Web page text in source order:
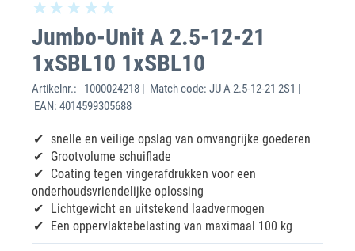
Jumbo-Unit A 2.5-12-21
1xSBL10 1xSBL10
Artikelnr.:
1000024218 | Match code: JU A 2.5-12-21 2S1 |
EAN: 4014599305688
snelle en veilige opslag van omvangrijke goederen
Grootvolume schuiflade
Coating tegen vingerafdrukken voor een
onderhoudsvriendelijke oplossing
Lichtgewicht en uitstekend laadvermogen
Een oppervlaktebelasting van maximaal 100 kg